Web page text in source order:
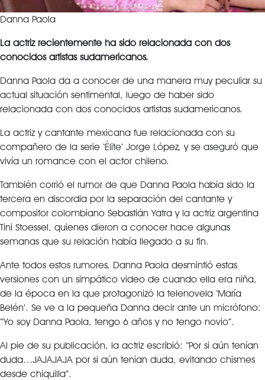
Danna Paola
La actriz recientemente ha sido relacionada con dos
conocidos artistas sudamericanos.
Danna Paola da a conocer de una manera muy peculiar su
actual situación sentimental, luego de haber sido
relacionada con dos conocidos artistas sudamericanos.
La actriz y cantante mexicana fue relacionada con su
compañero de la serie ‘Élite’ Jorge López, y se aseguró que
vivía un romance con el actor chileno.
También corrió el rumor de que Danna Paola había sido la
tercera en discordia por la separación del cantante y
compositor colombiano Sebastián Yatra y la actriz argentina
Tini Stoessel, quienes dieron a conocer hace algunas
semanas que su relación había llegado a su fin.
Ante todos estos rumores, Danna Paola desmintió estas
versiones con un simpático video de cuando ella era niña,
de la época en la que protagonizó la telenovela ‘María
Belén’. Se ve a la pequeña Danna decir ante un micrófono:
“Yo soy Danna Paola, tengo 6 años y no tengo novio”.
Al pie de su publicación, la actriz escribió: “Por si aún tenían
duda…JAJAJAJA por si aún tenían duda, evitando chismes
desde chiquilla”.